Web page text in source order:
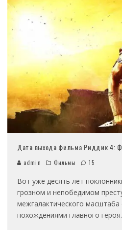
Дата выхода фильма Риддик 4:
admin Фильмы 15
Вот уже десять лет
грозном и непобедимом
межгалактического масштаба
похождениями главного